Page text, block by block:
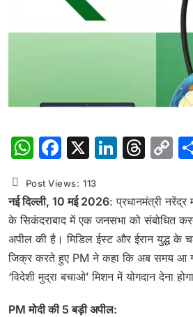
WhatsApp
Facebook
X
Post Views: 113
नई दिल्ली, 10 मई 2026: प्रधानमंत्री नरेंद्र
के सिकंदराबाद में एक जनसभा को संबोधित
अपील की है। मिडिल ईस्ट और ईरान युद्ध के
जिक्र करते हुए PM ने कहा कि अब समय आ
‘विदेशी मुद्रा बचाओ’ मिशन में योगदान देना
PM मोदी की 5 बड़ी अपील: